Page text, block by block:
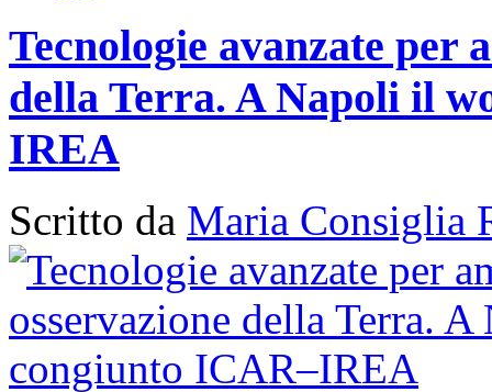
Tecnologie avanzate per
della Terra. A Napoli il
IREA
Scritto da Maria Consiglia